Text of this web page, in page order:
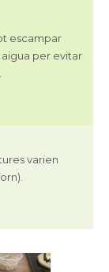
escampar
per evitar
varien